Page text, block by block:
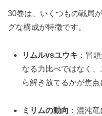
30巻は、いくつもの戦局
グな構成が特徴です。
リムルvsユウキ ：冒
なる力比べではなく
ら解き放てるかが焦点
ミリムの動向 ：混沌